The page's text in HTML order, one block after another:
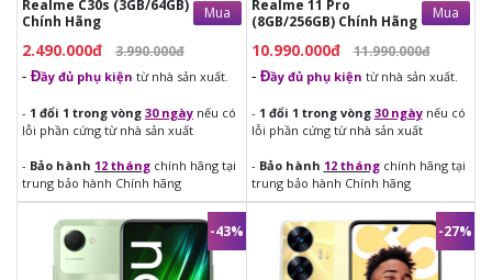
Các Tính Năng Nổi Bật Khác
Cảm biến vân tay dưới màn hình giúp mở khóa nhanh
Realme C30s (3GB/64GB)
Chính Hãng
Mua
2.490.000đ 3.990.000đ
- Đầy đủ phụ kiện từ nhà sản xuất.
- 1 đổi 1 trong vòng 30 ngày nếu có
lỗi phần cứng từ nhà sản xuất
- Bảo hành 12 tháng chính hãng tại
trung bảo hành Chính hãng
Realme 11 Pro
(8GB/256GB) Chính Hãng
Mua
10.990.000đ 11.990.000đ
- Đầy đủ phụ kiện từ nhà sản xuất.
- 1 đổi 1 trong vòng 30 ngàynếu có
lỗi phần cứng từ nhà sản xuất
- Bảo hành 12 thángchính hãng tại
trung bảo hành Chính hãng
-43%
2.290.000đ 3.990.000đ
-27%
3.690.000đ 4.990.000đ